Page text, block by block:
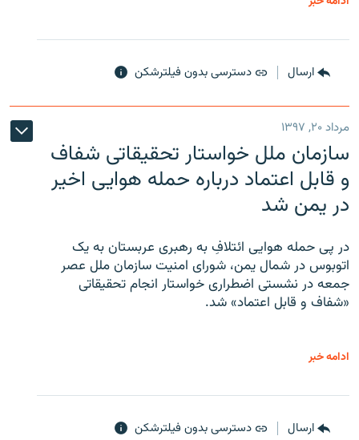
ارسال دسترسی بدون فیلترشکن
مرداد ۲۰, ۱۳۹۷
سازمان ملل خواستار تحقیقاتی شفاف
و قابل اعتماد درباره حمله هوایی اخیر
در یمن شد
در پی حمله هوایی ائتلافِ به رهبری عربستان به یک
اتوبوس در شمال یمن، شورای امنیت سازمان ملل عصر
جمعه در نشستی اضطراری خواستار انجام تحقیقاتی
«شفاف و قابل اعتماد» شد.
ادامه خبر
ارسال دسترسی بدون فیلترشکن